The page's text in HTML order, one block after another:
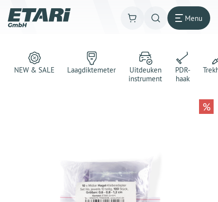
Menu
NEW & SALE Laagdiktemeter
Uitdeuken
instrument
PDR-
haak
%